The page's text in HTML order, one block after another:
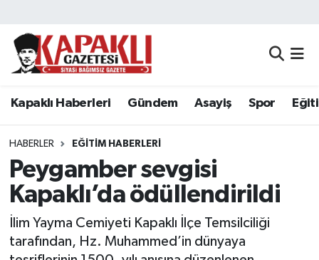
Kapaklı Haberleri Gündem Asayiş Spor
HABERLER EĞITIM HABERLERI
Peygamber sevgisi
Kapaklı’da ödüllendirildi
İlim Yayma Cemiyeti Kapaklı İlçe Temsilciliği
tarafından, Hz. Muhammed’in dünyaya
Kapaklı Haberleri
Asayiş
Spor
Eğitim
Siyaset
Tekirdağ Nöbetçi Eczaneler
Tekirdağ Namaz Vakitleri
Tekirdağ Trafik Yoğunluk Haritası
Süper Lig Puan Durumu ve Fikstür
Tüm Manşetler